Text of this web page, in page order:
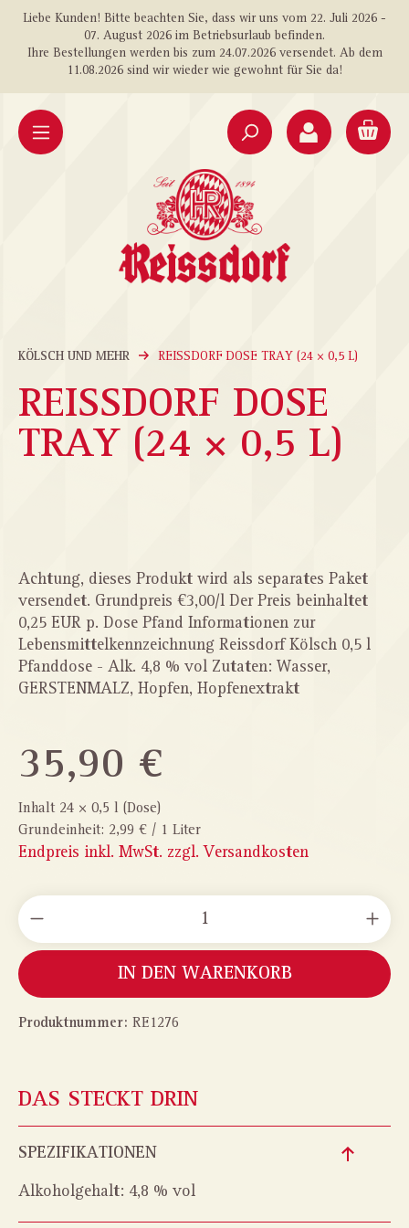
springen
Liebe Kunden! Bitte beachten Sie, dass wir uns vom 22. Juli 2026 -
07. August 2026 im Betriebsurlaub befinden.
Ihre Bestellungen werden bis zum 24.07.2026 versendet. Ab dem
11.08.2026 sind wir wieder wie gewohnt für Sie da!
KÖLSCH UND MEHR REISSDORF DOSE TRAY (24 × 0,5 L)
REISSDORF DOSE
TRAY (24 × 0,5 L)
Achtung, dieses Produkt wird als separates Paket
versendet. Grundpreis €3,00/l Der Preis beinhaltet
0,25 EUR p. Dose Pfand Informationen zur
Lebensmittelkennzeichnung Reissdorf Kölsch 0,5 l
Pfanddose - Alk. 4,8 % vol Zutaten: Wasser,
GERSTENMALZ, Hopfen, Hopfenextrakt
35,90 €
Inhalt 24 × 0,5 l (Dose)
Grundeinheit: 2,99 € / 1 Liter
Endpreis inkl. MwSt. zzgl. Versandkosten
PRODUKT ANZAHL: GIB DEN GEWÜNSCHTEN
IN DEN WARENKORB
Produktnummer: RE1276
DAS STECKT DRIN
SPEZIFIKATIONEN
Alkoholgehalt: 4,8 % vol